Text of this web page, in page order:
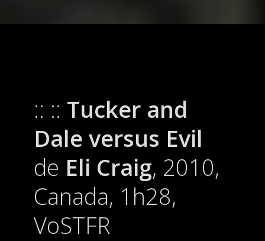
:: Tucker and
Dale versus Evil
de Eli Craig, 2010,
Canada, 1h28,
VoSTFR